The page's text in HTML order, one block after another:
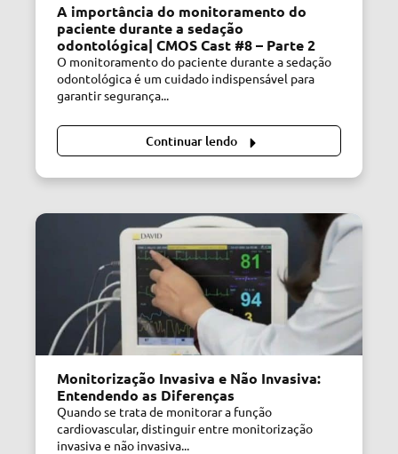
A importância do monitoramento do
paciente durante a sedação
odontológica| CMOS Cast #8 – Parte 2
O monitoramento do paciente durante a sedação
odontológica é um cuidado indispensável para
garantir segurança...
Continuar lendo
Monitorização Invasiva e Não Invasiva:
Entendendo as Diferenças
Quando se trata de monitorar a função
cardiovascular, distinguir entre monitorização
invasiva e não invasiva...